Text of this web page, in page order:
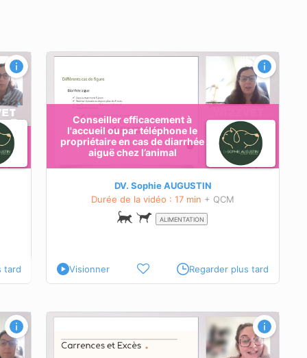
tard
Conseiller efficacement à
l'accueil ou par téléphone le
propriétaire en cas de diarrhée
aiguë chez l’animal
DV. Sophie AUGUSTIN
Durée de la vidéo : 17 min + QCM
ALIMENTATION
Visionner Regarder plus tard